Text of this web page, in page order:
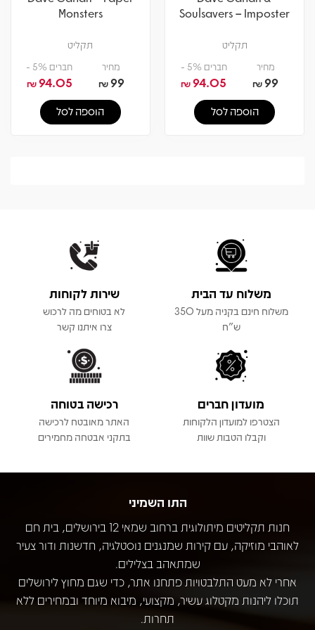
Soulsavers – Imposter
תקליט
מחיר
99
₪
חברים 5% -
94.05
₪
הוספה לסל
Monsters
תקליט
מחיר
99
₪
חברים 5% -
94.05
₪
הוספה לסל
משלוח עד הבית
משלוח חינם בקניה מעל 350
ש"ח
שירות לקוחות
לא בטוחים מה לרכוש
צרו איתנו קשר
מועדון חברים
הצטרפו למועדון הלקוחות
וקבלו הטבות שוות
רכישה בטוחה
האתר מאובטח לרכישה
בתקני אבטחה מחמירים
התו השמיני
חנות תקליטים מיתולוגית ברחוב שמאי 12 בירושלים, בית חם
לאוהבי מוזיקה, עם קירות שמנגנים נוסטלגיה, חדשנות ודור צעיר
שמתאהב בצלילים.
אחרי לא מעט התלבטויות פתחנו אתר, כדי שגם מחוץ לירושלים
תוכלו ליהנות מקטלוג עשיר, מקצועי, מיבוא מיוחד ובמחירים ללא
תחרות.